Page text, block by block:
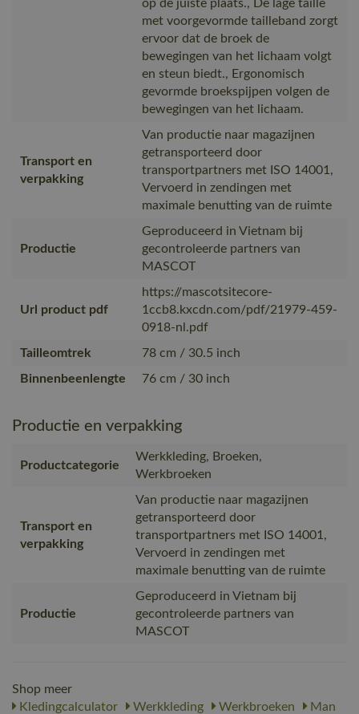
op de juiste plaats., De lage taille
met voorgevormde tailleband zorgt
ervoor dat de broek de
bewegingen van het lichaam volgt
en steun biedt., Ergonomisch
gevormde broekspijpen volgen de
bewegingen van het lichaam.
Transport en
verpakking
Van productie naar magazijnen
getransporteerd door
transportpartners met ISO 14001,
Vervoerd in zendingen met
maximale benutting van de ruimte
Productie
Geproduceerd in Vietnam bij
gecontroleerde partners van
MASCOT
Url product pdf
https://mascotsitecore-
1ccb8.kxcdn.com/pdf/21979-459-
0918-nl.pdf
Tailleomtrek
78 cm / 30.5 inch
Binnenbeenlengte
76 cm / 30 inch
Productie en verpakking
Productcategorie
Werkkleding, Broeken,
Werkbroeken
Transport en
verpakking
Van productie naar magazijnen
getransporteerd door
transportpartners met ISO 14001,
Vervoerd in zendingen met
maximale benutting van de ruimte
Productie
Geproduceerd in Vietnam bij
gecontroleerde partners van
MASCOT
Shop meer
Kledingcalculator
Werkkleding Werkbroeken
Man